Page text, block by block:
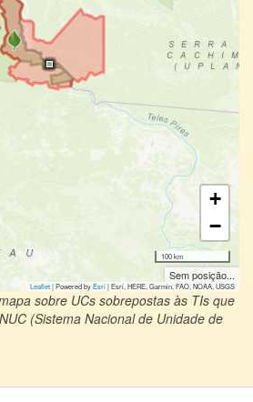
+
−
100 km
Sem posição...
Leaflet| Powered byEsri|Esri, HERE, Garmin, FAO, NOAA, USGS
sobre UCs sobrepostas às TIs que
(Sistema Nacional de Unidade de